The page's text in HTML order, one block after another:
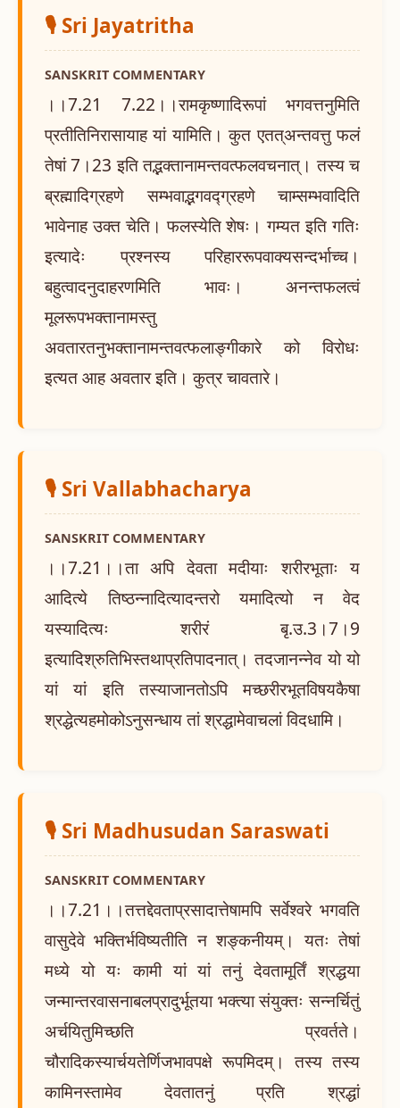
🎙️ Sri Jayatritha
SANSKRIT COMMENTARY
।।7.21 7.22।।रामकृष्णादिरूपां भगवत्तनुमिति
प्रतीतिनिरासायाह यां यामिति। कुत एतत्अन्तवत्तु फलं
तेषां 7।23 इति तद्भक्तानामन्तवत्फलवचनात्। तस्य च
ब्रह्मादिग्रहणे सम्भवाद्भगवद्ग्रहणे चाम्सम्भवादिति
भावेनाह उक्त चेति। फलस्येति शेषः। गम्यत इति गतिः
इत्यादेः प्रश्नस्य परिहाररूपवाक्यसन्दर्भाच्च।
बहुत्वादनुदाहरणमिति भावः। अनन्तफलत्वं
मूलरूपभक्तानामस्तु
अवतारतनुभक्तानामन्तवत्फलाङ्गीकारे को विरोधः
इत्यत आह अवतार इति। कुत्र चावतारे।
🎙️ Sri Vallabhacharya
SANSKRIT COMMENTARY
।।7.21।।ता अपि देवता मदीयाः शरीरभूताः य
आदित्ये तिष्ठन्नादित्यादन्तरो यमादित्यो न वेद
यस्यादित्यः शरीरं बृ.उ.3।7।9
इत्यादिश्रुतिभिस्तथाप्रतिपादनात्। तदजानन्नेव यो यो
यां यां इति तस्याजानतोऽपि मच्छरीरभूतविषयकैषा
श्रद्धेत्यहमोकोऽनुसन्धाय तां श्रद्धामेवाचलां विदधामि।
🎙️ Sri Madhusudan Saraswati
SANSKRIT COMMENTARY
।।7.21।।तत्तद्देवताप्रसादात्तेषामपि सर्वेश्वरे भगवति
वासुदेवे भक्तिर्भविष्यतीति न शङ्कनीयम्। यतः तेषां
मध्ये यो यः कामी यां यां तनुं देवतामूर्तिं श्रद्धया
जन्मान्तरवासनाबलप्रादुर्भूतया भक्त्या संयुक्तः सन्नर्चितुं
अर्चयितुमिच्छति प्रवर्तते।
चौरादिकस्यार्चयतेर्णिजभावपक्षे रूपमिदम्। तस्य तस्य
कामिनस्तामेव देवतातनुं प्रति श्रद्धां